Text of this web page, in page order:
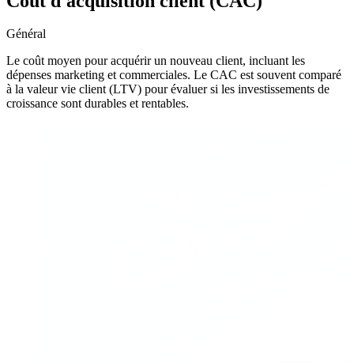
Général
Le coût moyen pour acquérir un nouveau client, incluant les
dépenses marketing et commerciales. Le CAC est souvent comparé
à la valeur vie client (LTV) pour évaluer si les investissements de
croissance sont durables et rentables.